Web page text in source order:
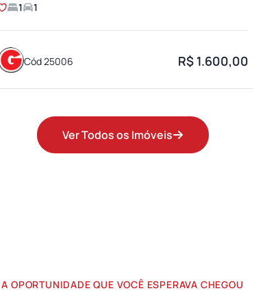
1 1
Cód 25006 R$ 1.600,00
Ver Todos os Imóveis
A OPORTUNIDADE QUE VOCÊ ESPERAVA CHEGOU